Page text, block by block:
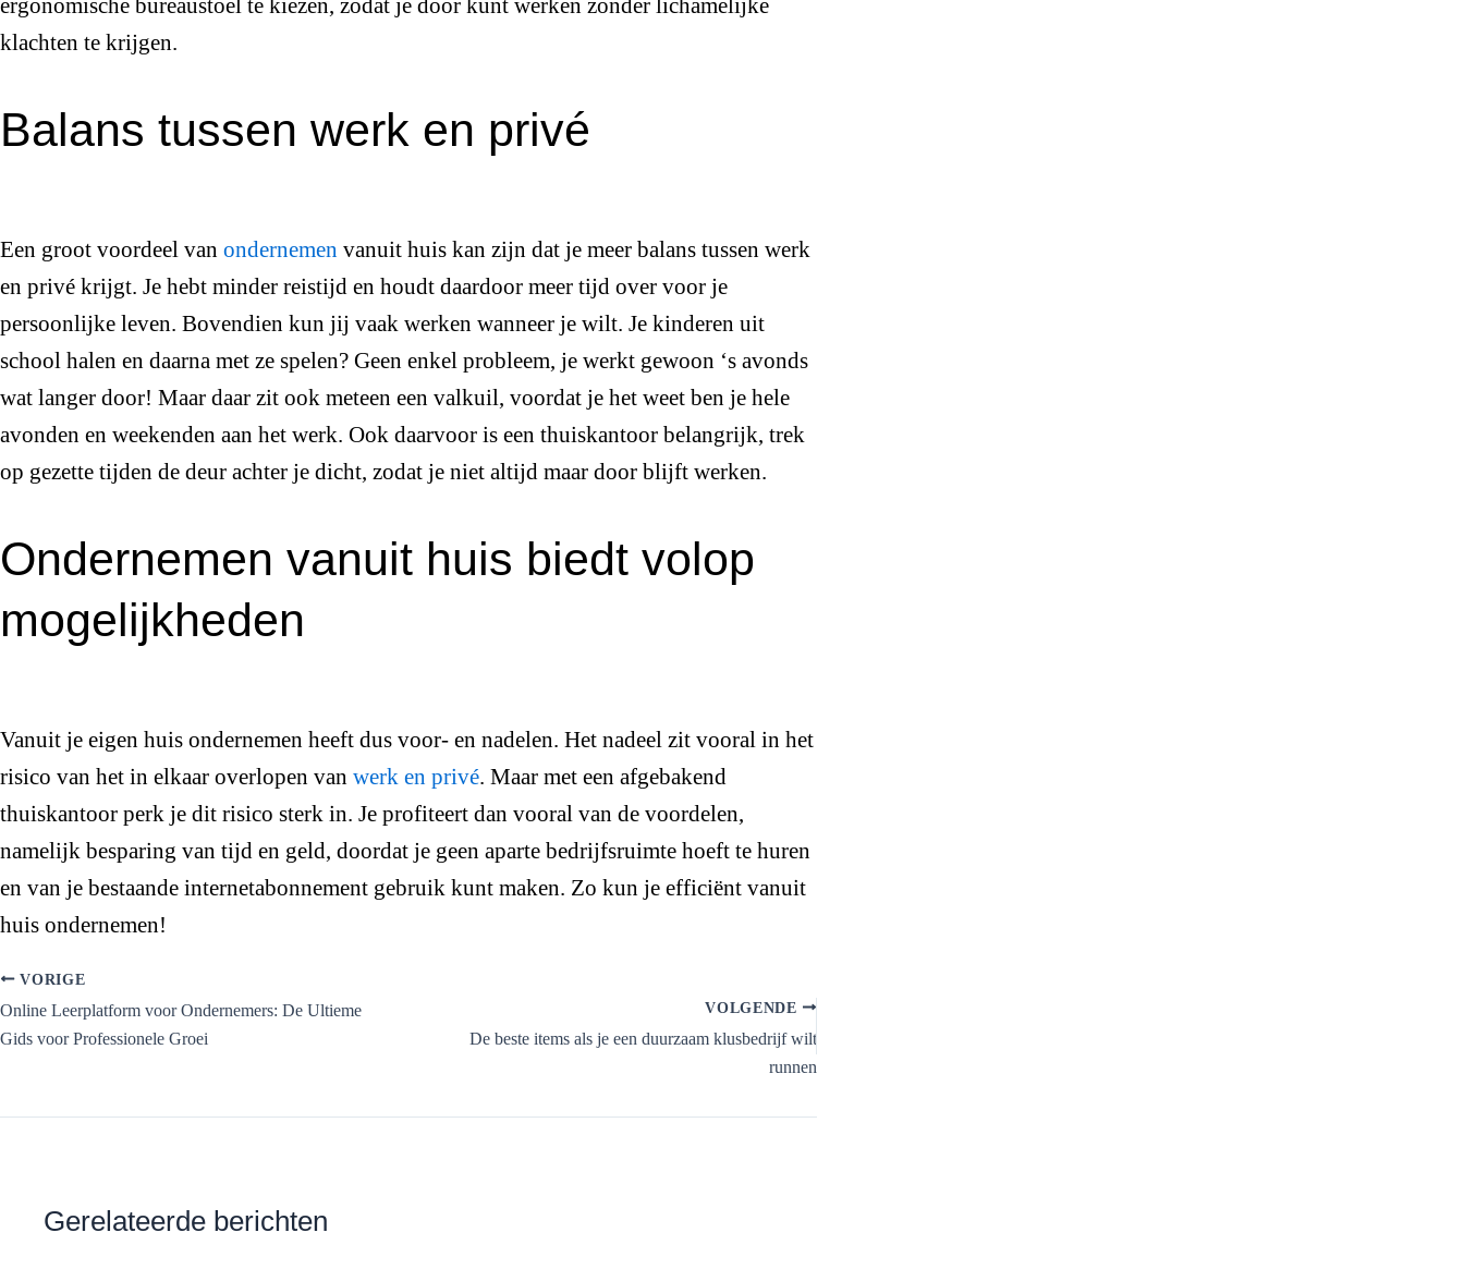
ergonomische bureaustoel te kiezen, zodat je door kunt werken zonder lichamelijke
klachten te krijgen.
Balans tussen werk en privé
Een groot voordeel van ondernemen vanuit huis kan zijn dat je meer balans tussen werk
en privé krijgt. Je hebt minder reistijd en houdt daardoor meer tijd over voor je
persoonlijke leven. Bovendien kun jij vaak werken wanneer je wilt. Je kinderen uit
school halen en daarna met ze spelen? Geen enkel probleem, je werkt gewoon ‘s avonds
wat langer door! Maar daar zit ook meteen een valkuil, voordat je het weet ben je hele
avonden en weekenden aan het werk. Ook daarvoor is een thuiskantoor belangrijk, trek
op gezette tijden de deur achter je dicht, zodat je niet altijd maar door blijft werken.
Ondernemen vanuit huis biedt volop
mogelijkheden
Vanuit je eigen huis ondernemen heeft dus voor- en nadelen. Het nadeel zit vooral in het
risico van het in elkaar overlopen van werk en privé. Maar met een afgebakend
thuiskantoor perk je dit risico sterk in. Je profiteert dan vooral van de voordelen,
namelijk besparing van tijd en geld, doordat je geen aparte bedrijfsruimte hoeft te huren
en van je bestaande internetabonnement gebruik kunt maken. Zo kun je efficiënt vanuit
huis ondernemen!
VORIGE
Online Leerplatform voor Ondernemers: De Ultieme
Gids voor Professionele Groei
VOLGENDE
De beste items als je een duurzaam klusbedrijf wilt
runnen
Gerelateerde berichten